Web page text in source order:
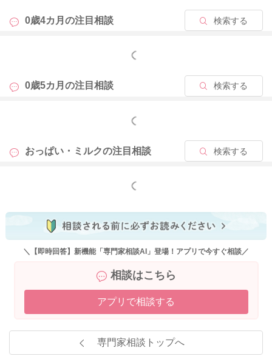
0歳4カ月の注目相談 検索する
もっと見る
0歳5カ月の注目相談 検索する
もっと見る
おっぱい・ミルクの注目相談 検索する
もっと見る
＼【即時回答】新機能「専門家相談AI」登場！アプリで今すぐ相談／
相談はこちら
アプリで相談する
専門家相談トップへ